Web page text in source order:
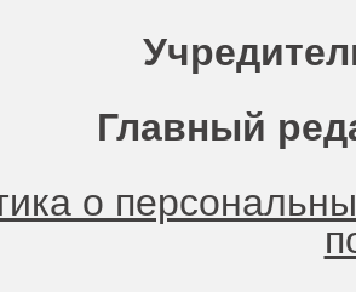
Главный
о